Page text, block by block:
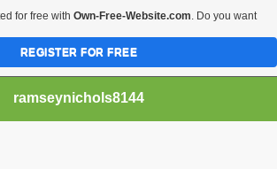
ramseynichols8144
for free with Own-Free-Website.com. Do you want
REGISTER FOR FREE